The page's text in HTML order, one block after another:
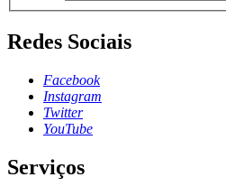
Redes Sociais
Facebook
Instagram
Twitter
YouTube
Serviços